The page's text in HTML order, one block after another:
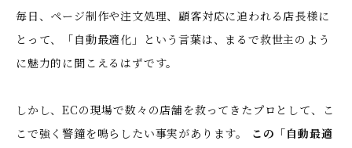
毎日、ページ制作や注文処理、顧客対応に追われる店長様に
とって、「自動最適化」という言葉は、まるで救世主のよう
に魅力的に聞こえるはずです。
しかし、ECの現場で数々の店舗を救ってきたプロとして、こ
こで強く警鐘を鳴らしたい事実があります。
この「自動最適